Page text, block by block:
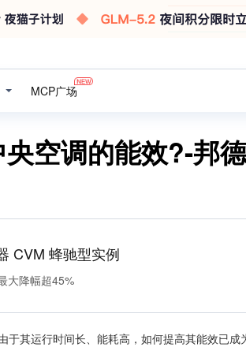
MCP广场
空调的能效?-邦
CVM 蜂驰型实例
大降幅超45%
于其运行时间长、能耗高，如何提高其能效已